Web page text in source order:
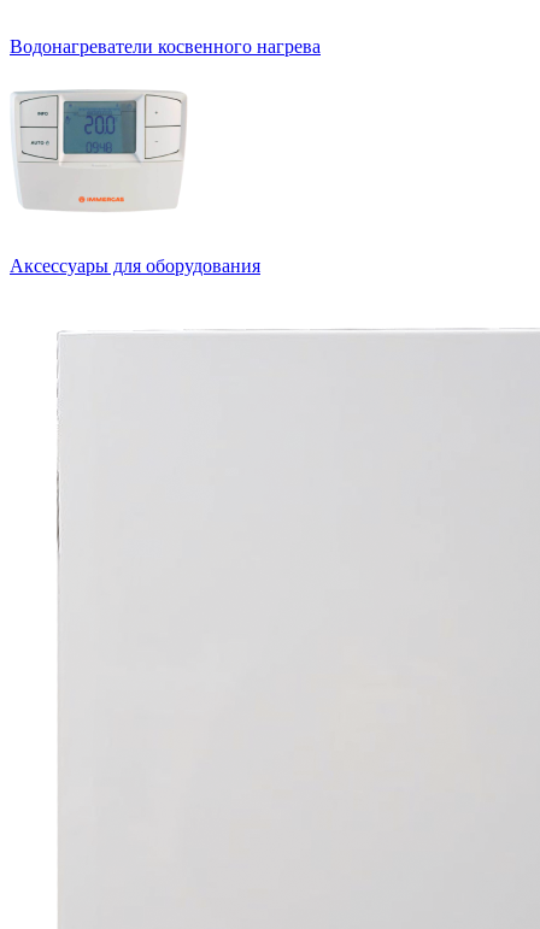
Водонагреватели косвенного нагрева
Аксессуары для оборудования